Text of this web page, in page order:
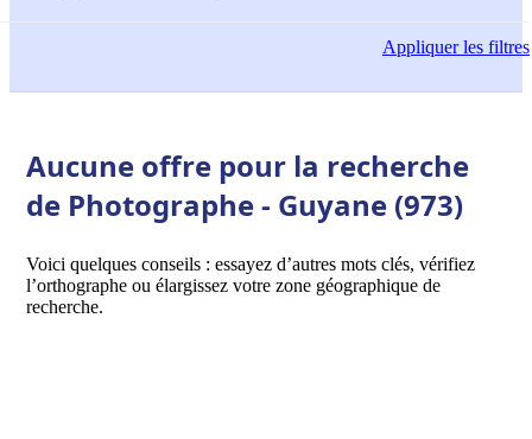
Appliquerles filtres
Aucune offre pour la recherche
de Photographe - Guyane (973)
Voici quelques conseils : essayez d’autres mots clés, vérifiez
l’orthographe ou élargissez votre zone géographique de
recherche.